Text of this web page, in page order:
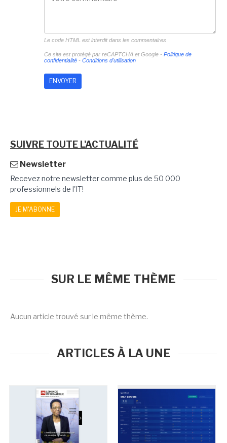
Le code HTML est interdit dans les commentaires
Ce site est protégé par reCAPTCHA et Google - Politique de
confidentialité- Conditions d'utilisation
SUIVRE TOUTE L'ACTUALITÉ
Newsletter
Recevez notre newsletter comme plus de 50 000
professionnels de l'IT!
JE M'ABONNE
SUR LE MÊME THÈME
Aucun article trouvé sur le même thème.
ARTICLES À LA UNE